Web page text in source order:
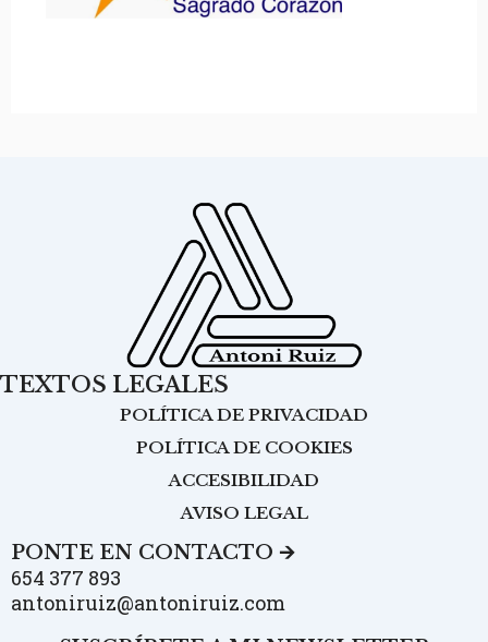
TEXTOS LEGALES
POLÍTICA DE PRIVACIDAD
POLÍTICA DE COOKIES
ACCESIBILIDAD
AVISO LEGAL
PONTE EN CONTACTO 🡪
654 377 893
antoniruiz@antoniruiz.com